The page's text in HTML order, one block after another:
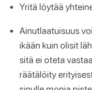
Yritä löytää
Ainutlaatuisuus
ikään kuin olisit
sitä ei oteta
räätälöity